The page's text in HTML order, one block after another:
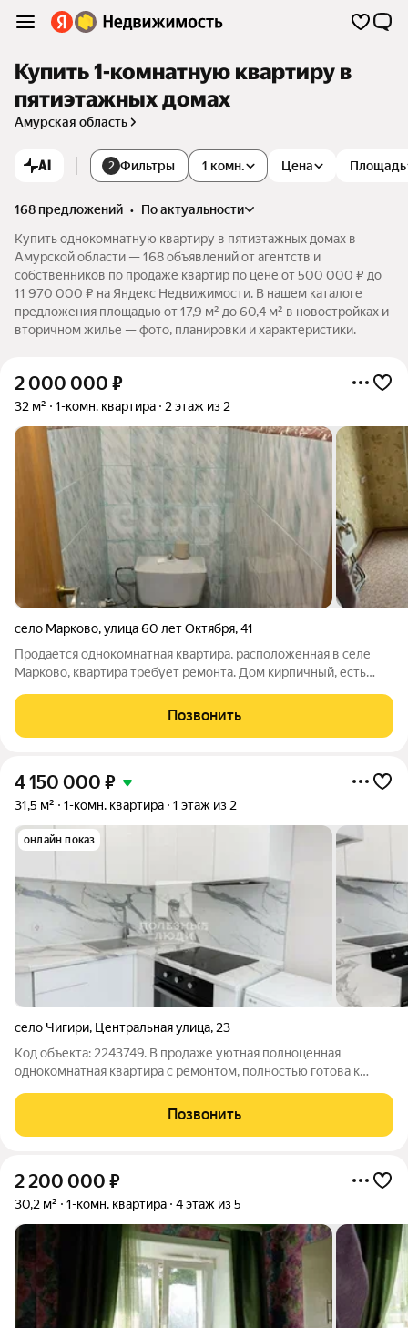
Купить 1-комнатную квартиру в
пятиэтажных домах
Амурская область
AI 2 Фильтры 1 комн. Цена Площадь
168 предложений •
по актуальности
Купить однокомнатную квартиру в пятиэтажных домах в
Амурской области — 168 объявлений от агентств и
собственников по продаже квартир по цене от 500 000 ₽ до
11 970 000 ₽ на Яндекс Недвижимости. В нашем каталоге
предложения площадью от 17,9 м² до 60,4 м² в новостройках и
вторичном жилье — фото, планировки и характеристики.
2 000 000 ₽
32 м² 1-комн. квартира 2 этаж из 2
село Марково,улица 60 лет Октября,41
Продается однокомнатная квартира, расположенная в селе
Марково, квартира требует ремонта. Дом кирпичный, есть
время собственник занимается приватизацией. Имеется
задолженность по коммунальным
Позвонить
4 150 000 ₽
31,5 м² 1-комн. квартира 1 этаж из 2
онлайн показ
село Чигири, Центральная улица, 23
Код объекта: 2243749. В продаже уютная полноценная
однокомнатная квартира с ремонтом, полностью готова к
- 7 кв.м. Высота потолков 2,6 м Без балкона Дом расположен в
тихом спокойном
Позвонить
2 200 000 ₽
30,2 м² 1-комн. квартира 4 этаж из 5